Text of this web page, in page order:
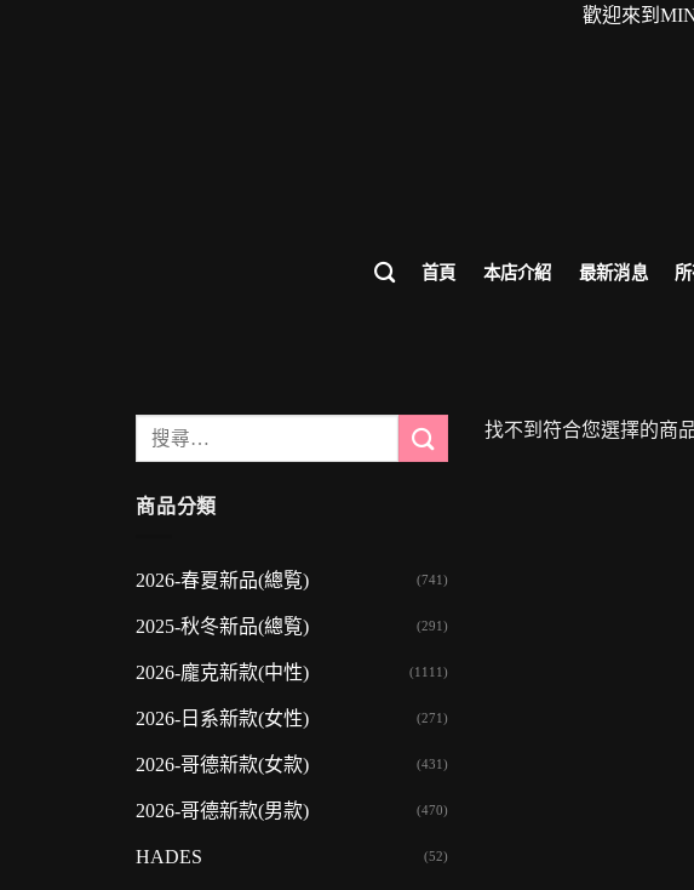
歡迎來到MINI
首頁 本店介紹 最新消息
鍵
商品分類
2026-春夏新品(總覧) (741)
2025-秋冬新品(總覧) (291)
2026-龐克新款(中性) (1111)
2026-日系新款(女性) (271)
2026-哥德新款(女款) (431)
2026-哥德新款(男款) (470)
HADES (52)
找不到符合您選擇的商